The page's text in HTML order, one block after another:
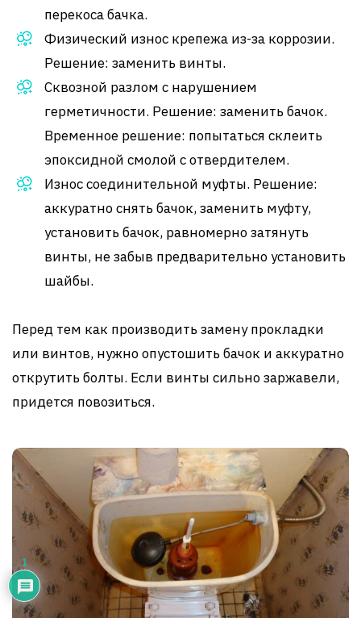
перекоса бачка.
Физический износ крепежа из-за коррозии.
Решение: заменить винты.
Сквозной разлом с нарушением
герметичности. Решение: заменить бачок.
Временное решение: попытаться склеить
эпоксидной смолой с отвердителем.
Износ соединительной муфты. Решение:
аккуратно снять бачок, заменить муфту,
установить бачок, равномерно затянуть
винты, не забыв предварительно установить
шайбы.
Перед тем как производить замену прокладки
или винтов, нужно опустошить бачок и аккуратно
открутить болты. Если винты сильно заржавели,
придется повозиться.
1